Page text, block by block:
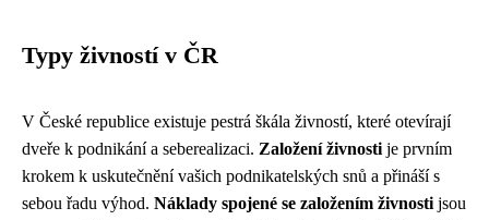
Typy živností v ČR
V České republice existuje pestrá škála živností, které otevírají
dveře k podnikání a seberealizaci. Založení živnosti je prvním
krokem k uskutečnění vašich podnikatelských snů a přináší s
sebou řadu výhod. Náklady spojené se založením živnosti jsou